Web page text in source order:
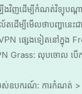
ងវិញដើម្បីកំណត់វិទ្យុបណ្
តដើម្បីមើលថាបញ្ហានេ
ផ្សេងទៀតនៅក្នុង
Grass: លុបចោល បើ
បស់ឧបករណ៍: ការកំណត់